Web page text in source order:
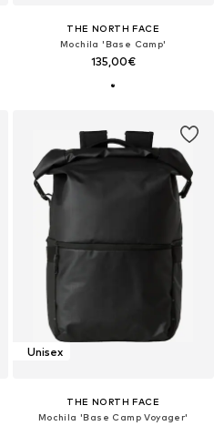
THE NORTH FACE
Mochila 'Base Camp'
135,00€
Unisex
THE NORTH FACE
Mochila 'Base Camp Voyager'